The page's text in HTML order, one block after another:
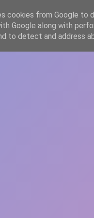
cookies from Google to
Google along with
to detect and address